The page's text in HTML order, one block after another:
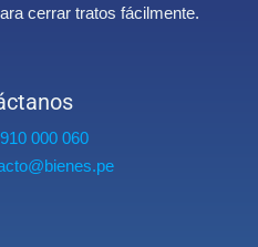
cerrar tratos fácilmente.
910 000 060